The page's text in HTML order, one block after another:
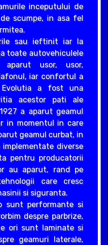
inceputului de
scumpe, in asa fel
sau ieftinit iar la
toate autovehiculele
aparut usor, usor,
iar confortul a
Evolutia a fost una
acestor pati ale
a aparut geamul
in momentul in care
geamul curbat, in
diverse
pentru producatorii
au aparut, rand pe
care cresc
si siguranta.
sunt performante si
despre parbrize,
ori sunt laminate si
geamuri laterale,